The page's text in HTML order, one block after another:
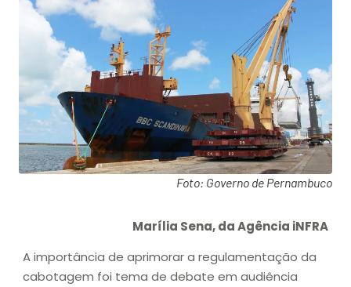
Foto: Governo de Pernambuco
Marília Sena, da Agência iNFRA
A importância de aprimorar a regulamentação da
cabotagem foi tema de debate em audiência